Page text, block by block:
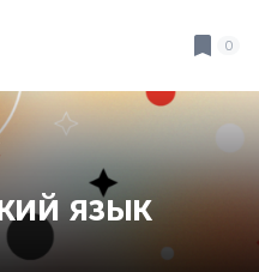
0
язык